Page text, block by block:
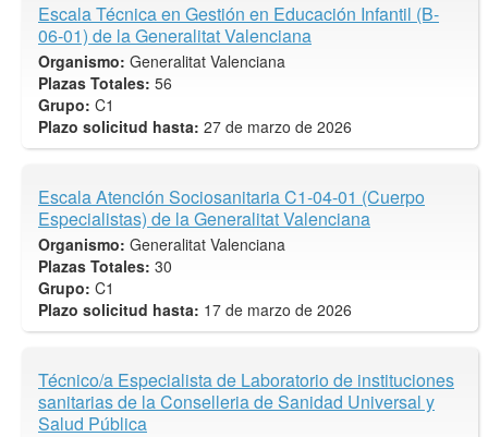
Escala Técnica en Gestión en Educación Infantil (B-
06-01) de la Generalitat Valenciana
Organismo: Generalitat Valenciana
Plazas Totales: 56
Grupo: C1
Plazo solicitud hasta: 27 de marzo de 2026
Escala Atención Sociosanitaria C1-04-01 (Cuerpo
Especialistas) de la Generalitat Valenciana
Organismo: Generalitat Valenciana
Plazas Totales: 30
Grupo: C1
Plazo solicitud hasta: 17 de marzo de 2026
Técnico/a Especialista de Laboratorio de instituciones
sanitarias de la Conselleria de Sanidad Universal y
Salud Pública